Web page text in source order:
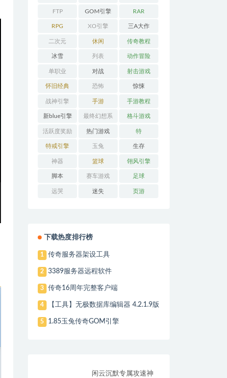
FTP GOM引擎 RAR
RPG XO引擎 三A大作
二次元 休闲 传奇教程
冰雪 列表 动作冒险
单职业 对战 射击游戏
怀旧经典 恐怖 惊悚
战神引擎 手游 手游教程
新blue引擎 最终幻想系
列
格斗游戏
活跃度奖励 热门游戏 特
特戒引擎 玉兔 生存
神器 篮球 翎风引擎
脚本 赛车游戏 足球
远哭 迷失 页游
下载热度排行榜
1 传奇服务器架设工具
2 3389服务器远程软件
3 传奇16周年完整客户端
4 【工具】无极数据库编辑器 4.2.1.9版
5 1.85玉兔传奇GOM引擎
闲云沉默专属攻速神